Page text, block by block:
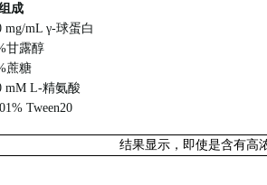
γ-球蛋白
醇
糖
精氨酸
结果显示，即使是含有高